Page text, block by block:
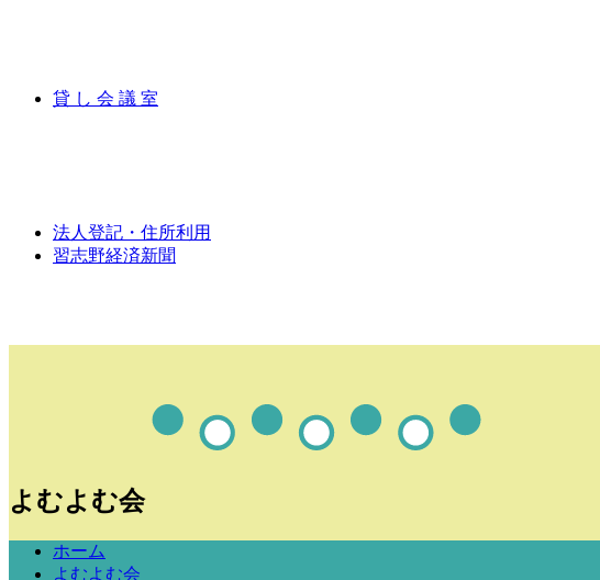
貸 し 会 議 室
法人登記・住所利用
習志野経済新聞
よむよむ会
ホーム
よむよむ会